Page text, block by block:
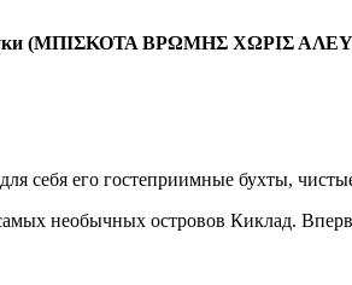
(ΜΠΙΣΚΟΤΑ ΒΡΩΜΗΣ ΧΩΡΙΣ
себя его гостеприимные бухты,
необычных островов Киклад.